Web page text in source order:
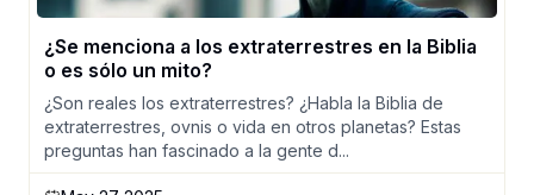
¿Se menciona a los extraterrestres en la Biblia
o es sólo un mito?
¿Son reales los extraterrestres? ¿Habla la Biblia de
extraterrestres, ovnis o vida en otros planetas? Estas
preguntas han fascinado a la gente d...